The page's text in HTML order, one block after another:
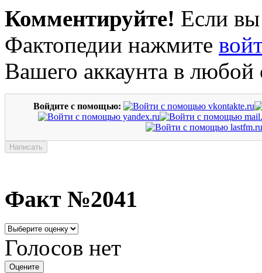
Комментируйте! Если вы
Фактопедии нажмите
Вашего аккаунта в любой
Войдите с помощью:
Факт №2041
Голосов нет